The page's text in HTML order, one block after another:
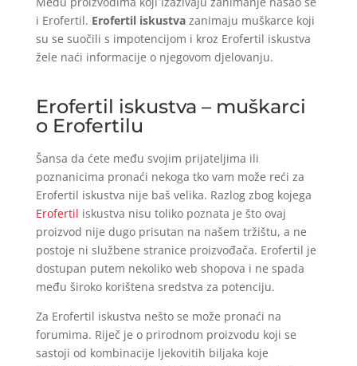
i Erofertil. Erofertil iskustvazanimaju muškarce koji
su se suočili s impotencijom i kroz Erofertil iskustva
žele naći informacije o njegovom djelovanju.
Erofertil iskustva – muškarci
o Erofertilu
Šansa da ćete među svojim prijateljima ili
poznanicima pronaći nekoga tko vam može reći za
Erofertil iskustva nije baš velika. Razlog zbog kojega
Erofertil iskustva nisu toliko poznata je što ovaj
proizvod nije dugo prisutan na našem tržištu, a ne
postoje ni službene stranice proizvođača. Erofertil je
dostupan putem nekoliko web shopova i ne spada
među široko korištena sredstva za potenciju.
Za Erofertil iskustva nešto se može pronaći na
forumima. Riječ je o prirodnom proizvodu koji se
sastoji od kombinacije ljekovitih biljaka koje